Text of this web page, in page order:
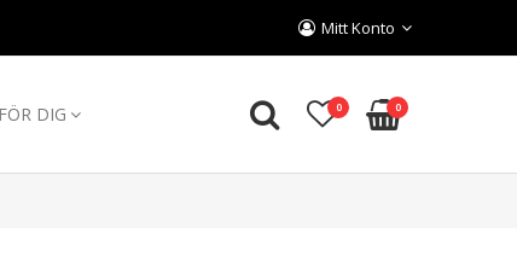
Mitt Konto
FÖR DIG 0 0